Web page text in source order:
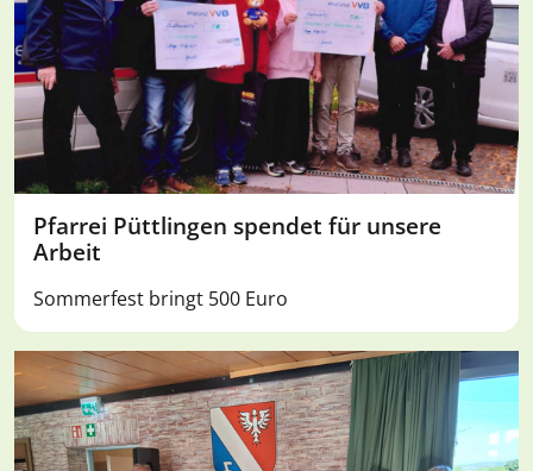
Pfarrei Püttlingen spendet für unsere
Arbeit
Sommerfest bringt 500 Euro